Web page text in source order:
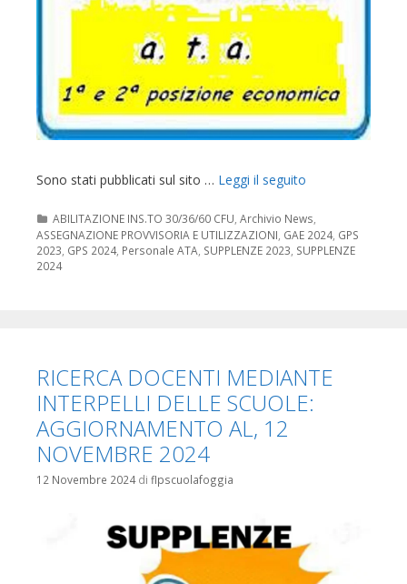
Sono stati pubblicati sul sito … Leggi il seguito
Categorie
ABILITAZIONE INS.TO 30/36/60 CFU Archivio News
ASSEGNAZIONE PROVVISORIA E UTILIZZAZIONI GAE 2024, GPS
2023 GPS 2024, Personale ATA SUPPLENZE 2023 SUPPLENZE
2024
RICERCA DOCENTI MEDIANTE
INTERPELLI DELLE SCUOLE:
AGGIORNAMENTO AL, 12
NOVEMBRE 2024
12 Novembre 2024 di flpscuolafoggia